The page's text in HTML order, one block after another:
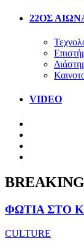
22ΟΣ
VIDEO
ΦΩΤΙΑ ΣΤΟ
CULTURE